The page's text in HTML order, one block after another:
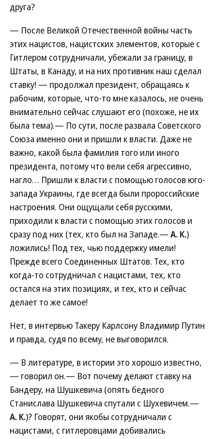
друга?
— После Великой Отечественной войны часть
этих нацистов, нацистских элементов, которые с
Гитлером сотрудничали, убежали за границу, в
Штаты, в Канаду, и на них противник наш сделал
ставку! — продолжал президент, обращаясь к
рабочим, которые, что-то мне казалось, не очень
внимательно сейчас слушают его (похоже, не их
была тема).— По сути, после развала Советского
Союза именно они и пришли к власти. Даже не
важно, какой была фамилия того или иного
президента, потому что вели себя агрессивно,
нагло… Пришли к власти с помощью голосов юго-
запада Украины, где всегда были пророссийские
настроения. Они ощущали себя русскими,
приходили к власти с помощью этих голосов и
сразу под них (тех, кто был на Западе.— А. К.)
ложились! Под тех, чью поддержку имели!
Прежде всего Соединенных Штатов. Тех, кто
когда-то сотрудничал с нацистами, тех, кто
остался на этих позициях, и тех, кто и сейчас
делает то же самое!
Нет, в интервью Такеру Карлсону Владимир Путин
и правда, судя по всему, не выговорился.
— В литературе, в истории это хорошо известно,
— говорил он.— Вот почему делают ставку на
Бандеру, на Шушкевича (опять бедного
Станислава Шушкевича спутали с Шухевичем.—
А. К.)? Говорят, они якобы сотрудничали с
нацистами, с гитлеровцами добивались